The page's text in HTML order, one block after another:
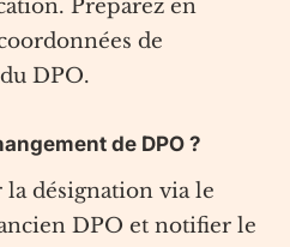
Préparez en
de
DPO.
de DPO ?
la désignation via le
DPO et notifier le